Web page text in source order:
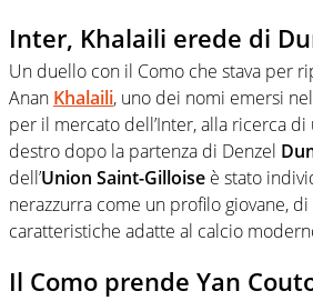
Inter, Khalaili erede di
Un duello con il Como che stava per
Anan Khalaili, uno dei nomi emersi
per il mercato dell’Inter, alla ricerca
destro dopo la partenza di Denzel
dell’Union Saint-Gilloise è stato
nerazzurra come un profilo giovane,
caratteristiche adatte al calcio
Il Como prende Yan